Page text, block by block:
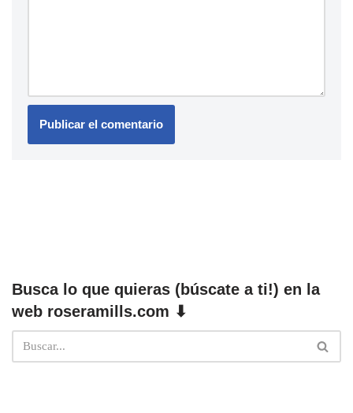
Busca lo que quieras (búscate a ti!) en la
web roseramills.com ⬇